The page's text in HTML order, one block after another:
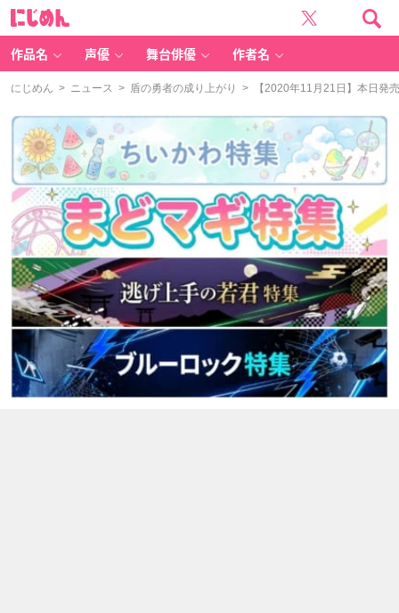
作品名 声優 舞台俳優 作者名
にじめん > ニュース > 盾の勇者の成り上がり > 【2020年11月21日】本日発